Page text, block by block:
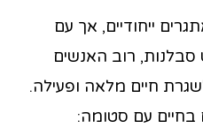
ייחודיים, אך עם
רוב האנשים
חיים מלאה ופעילה.
עם סטומה: